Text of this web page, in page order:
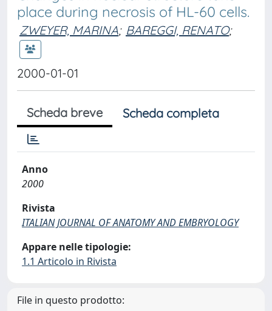
place during necrosis of HL-60 cells.
ZWEYER, MARINA; BAREGGI, RENATO;
2000-01-01
Scheda breve Scheda completa
Anno
2000
Rivista
ITALIAN JOURNAL OF ANATOMY AND EMBRYOLOGY
Appare nelle tipologie:
1.1 Articolo in Rivista
File in questo prodotto: